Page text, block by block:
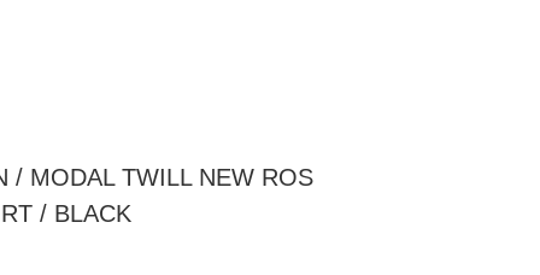
/ MODAL TWILL NEW ROS
/ BLACK